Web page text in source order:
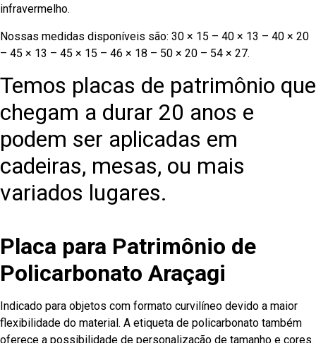
infravermelho.
Nossas medidas disponíveis são: 30 × 15 – 40 × 13 – 40 × 20
– 45 × 13 – 45 × 15 – 46 × 18 – 50 × 20 – 54 × 27.
Temos placas de patrimônio que
chegam a durar 20 anos e
podem ser aplicadas em
cadeiras, mesas, ou mais
variados lugares.
Placa para Patrimônio de
Policarbonato Araçagi
Indicado para objetos com formato curvilíneo devido a maior
flexibilidade do material. A etiqueta de policarbonato também
oferece a possibilidade de personalização de tamanho e cores.